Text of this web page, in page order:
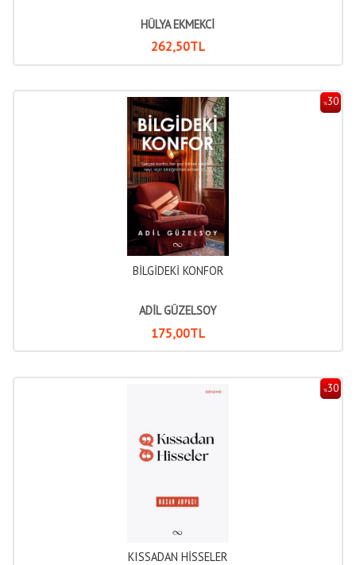
HÜLYA EKMEKCİ
262,50TL
%30
BİLGİDEKİ KONFOR
ADİL GÜZELSOY
175,00TL
%30
KISSADAN HİSSELER